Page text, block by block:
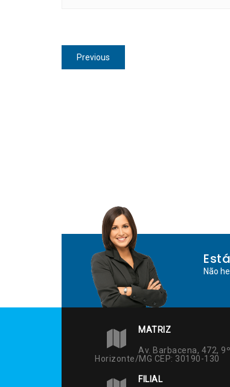
Navegação
de
Previous
post:
Não
MATRIZ
Av. Barbacena, 472,
Horizonte/MG CEP: 30190-130
FILIAL